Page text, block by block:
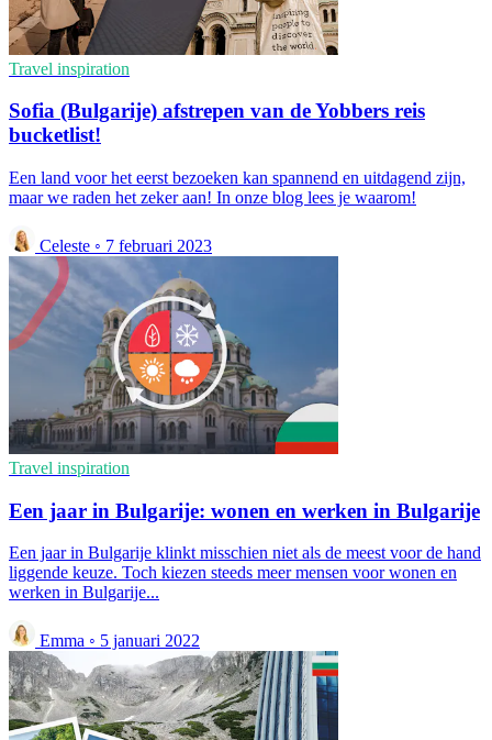
Travel inspiration
Sofia (Bulgarije) afstrepen van de Yobbers reis
bucketlist!
Een land voor het eerst bezoeken kan spannend en uitdagend zijn,
maar we raden het zeker aan! In onze blog lees je waarom!
Celeste ◦ 7 februari 2023
Travel inspiration
Een jaar in Bulgarije: wonen en werken in Bulgarije
Een jaar in Bulgarije klinkt misschien niet als de meest voor de hand
liggende keuze. Toch kiezen steeds meer mensen voor wonen en
werken in Bulgarije...
Emma ◦ 5 januari 2022